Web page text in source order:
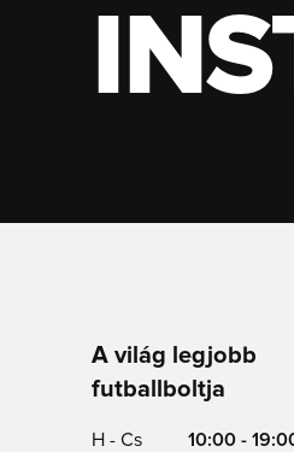
A világ legjobb
futballboltja
H - Cs
10:00 -